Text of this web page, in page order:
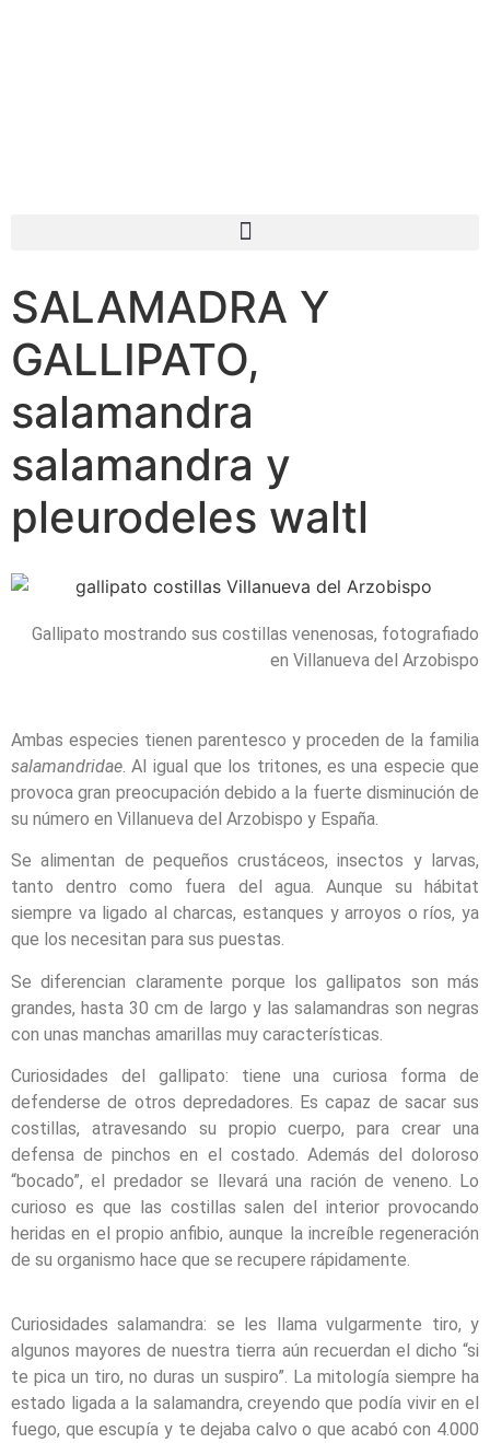
SALAMADRA Y
GALLIPATO,
salamandra
salamandra y
pleurodeles waltl
Gallipato mostrando sus costillas venenosas, fotografiado
en Villanueva del Arzobispo
Ambas especies tienen parentesco y proceden de la familia
salamandridae. Al igual que los tritones, es una especie que
provoca gran preocupación debido a la fuerte disminución de
su número en Villanueva del Arzobispo y España.
Se alimentan de pequeños crustáceos, insectos y larvas,
tanto dentro como fuera del agua. Aunque su hábitat
siempre va ligado al charcas, estanques y arroyos o ríos, ya
que los necesitan para sus puestas.
Se diferencian claramente porque los gallipatos son más
grandes, hasta 30 cm de largo y las salamandras son negras
con unas manchas amarillas muy características.
Curiosidades del gallipato: tiene una curiosa forma de
defenderse de otros depredadores. Es capaz de sacar sus
costillas, atravesando su propio cuerpo, para crear una
defensa de pinchos en el costado. Además del doloroso
“bocado”, el predador se llevará una ración de veneno. Lo
curioso es que las costillas salen del interior provocando
heridas en el propio anfibio, aunque la increíble regeneración
de su organismo hace que se recupere rápidamente.
Curiosidades salamandra: se les llama vulgarmente tiro, y
algunos mayores de nuestra tierra aún recuerdan el dicho “si
te pica un tiro, no duras un suspiro”. La mitología siempre ha
estado ligada a la salamandra, creyendo que podía vivir en el
fuego, que escupía y te dejaba calvo o que acabó con 4.000